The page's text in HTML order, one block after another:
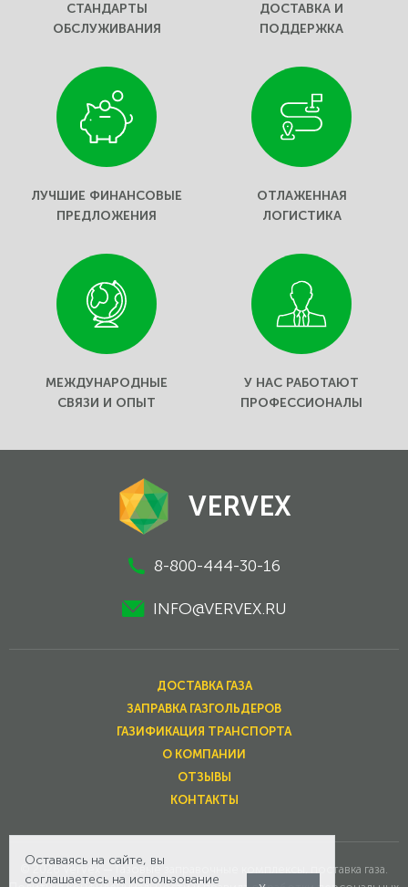
СТАНДАРТЫ
ОБСЛУЖИВАНИЯ
ДОСТАВКА И
ПОДДЕРЖКА
ЛУЧШИЕ ФИНАНСОВЫЕ
ПРЕДЛОЖЕНИЯ
ОТЛАЖЕННАЯ
ЛОГИСТИКА
МЕЖДУНАРОДНЫЕ
СВЯЗИ И ОПЫТ
У НАС РАБОТАЮТ
ПРОФЕССИОНАЛЫ
VERVEX
8-800-444-30-16
INFO@VERVEX.RU
ДОСТАВКА ГАЗА
ЗАПРАВКА ГАЗГОЛЬДЕРОВ
ГАЗИФИКАЦИЯ ТРАНСПОРТА
О КОМПАНИИ
ОТЗЫВЫ
КОНТАКТЫ
© 2026 Vervex — Газовые заправочные комплексы, поставка газа.
Оставаясь на сайте, вы
соглашаетесь на использование